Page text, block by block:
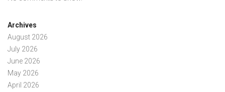
Archives
August 2026
July 2026
June 2026
May 2026
April 2026